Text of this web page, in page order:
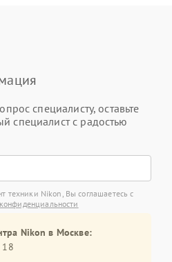
специалисту, оставьте
специалист с радостью
техники Nikon, Вы соглашаетесь с
Nikon в Москве:
18